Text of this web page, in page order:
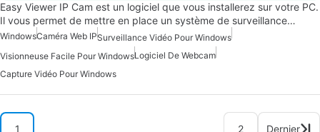
Easy Viewer IP Cam est un logiciel que vous installerez sur votre PC.
Il vous permet de mettre en place un système de surveillance…
WindowsCaméra Web IPSurveillance Vidéo Pour Windows
Visionneuse Facile Pour WindowsLogiciel De Webcam
Capture Vidéo Pour Windows
1 2 Dernier